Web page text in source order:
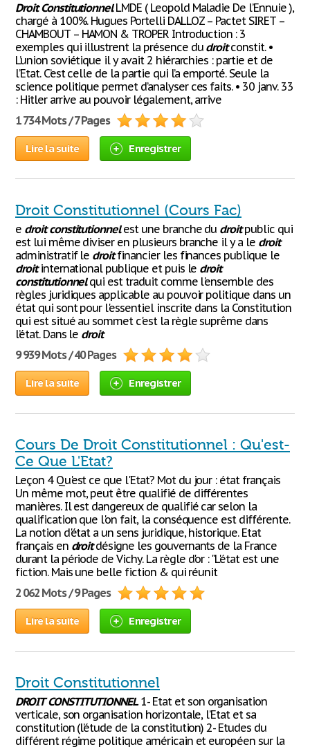
Droit ConstitutionnelLMDE ( Leopold Maladie De l’Ennuie ),
chargé à 100%. Hugues Portelli DALLOZ – Pactet SIRET –
CHAMBOUT – HAMON & TROPER Introduction : 3
exemples qui illustrent la présence du droitconstit. •
L’union soviétique il y avait 2 hiérarchies : partie et de
l’Etat. C’est celle de la partie qui l’a emporté. Seule la
science politique permet d’analyser ces faits. • 30 janv. 33
: Hitler arrive au pouvoir légalement, arrive
1 734 Mots / 7 Pages
Lire la suite Enregistrer
Droit Constitutionnel (Cours Fac)
e droit constitutionnelest une branche du droitpublic qui
est lui même diviser en plusieurs branche il y a le droit
administratif le droitfinancier les finances publique le
droitinternational publique et puis le droit
constitutionnelqui est traduit comme l'ensemble des
règles juridiques applicable au pouvoir politique dans un
état qui sont pour l'essentiel inscrite dans la Constitution
qui est situé au sommet c'est la règle suprême dans
l’état. Dans le droit
9 939 Mots / 40 Pages
Lire la suite Enregistrer
Cours De Droit Constitutionnel : Qu'est-
Ce Que L'Etat?
Leçon 4 Qu'est ce que l'Etat? Mot du jour : état français
Un même mot, peut être qualifié de différentes
manières. Il est dangereux de qualifié car selon la
qualification que l'on fait, la conséquence est différente.
La notion d'état a un sens juridique, historique. Etat
français en droitdésigne les gouvernants de la France
durant la période de Vichy. La règle d'or : "L'état est une
fiction. Mais une belle fiction & qui réunit
2 062 Mots / 9 Pages
Lire la suite Enregistrer
Droit Constitutionnel
DROITCONSTITUTIONNEL1- Etat et son organisation
verticale, son organisation horizontale, l’Etat et sa
constitution (l’étude de la constitution) 2- Etudes du
différent régime politique américain et européen sur la